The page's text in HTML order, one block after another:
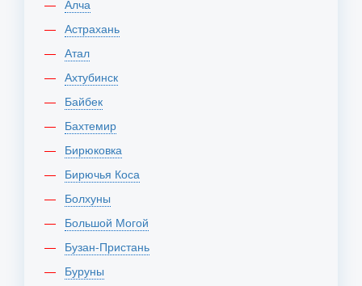
Алча
Астрахань
Атал
Ахтубинск
Байбек
Бахтемир
Бирюковка
Бирючья Коса
Болхуны
Большой Могой
Бузан-Пристань
Буруны